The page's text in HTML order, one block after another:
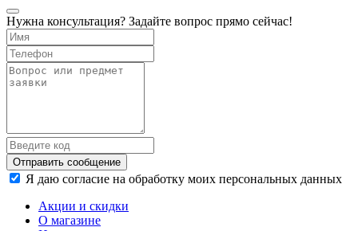
Нужна консультация? Задайте вопрос прямо сейчас!
Отправить сообщение
Я даю согласие на обработку моих персональных данных
Акции и скидки
О магазине